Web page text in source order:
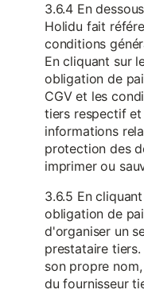
3.6.4 En
Holidu fait
conditions
En cliquant sur
obligation de
CGV et les
tiers respectif
informations
protection des
imprimer ou
3.6.5 En
obligation de
d'organiser un
prestataire
son propre
du fournisseur